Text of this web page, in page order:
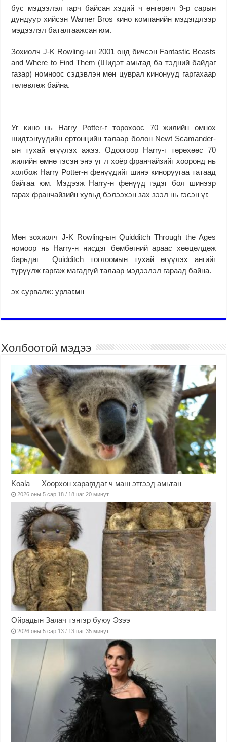
бус мэдээлэл гарч байсан хэдий ч өнгөрөгч 9-р сарын
дундуур хийсэн Warner Bros кино компанийн мэдэгдлээр
мэдээлэл баталгаажсан юм.
Зохиолч J-K Rowling-ын 2001 онд бичсэн Fantastic Beasts
and Where to Find Them (Шидэт амьтад ба тэдний байдаг
газар) номноос сэдэвлэн мөн цуврал кинонууд гаргахаар
төлөвлөж байна.
Уг кино нь Harry Potter-г төрөхөөс 70 жилийн өмнөх
шидтэнүүдийн ертөнцийн талаар болон Newt Scamander-
ын тухай өгүүлэх ажээ. Одоогоор Harry-г төрөхөөс 70
жилийн өмнө гэсэн энэ үг л хоёр франчайзийг хооронд нь
холбож Harry Potter-н фенүүдийг шинэ киноруугаа татаад
байгаа юм. Мэдээж Harry-н фенүүд гэдэг бол шинээр
гарах франчайзийн хувьд бэлээхэн зах зээл нь гэсэн үг.
Мөн зохиолч J-K Rowling-ын Quidditch Through the Ages
номоор нь Harry-н нисдэг бөмбөгний араас хөөцөлдөж
барьдаг Quidditch тоглоомын тухай өгүүлэх ангийг
түрүүлж гаргаж магадгүй талаар мэдээлэл гараад байна.
эх сурвалж: урлаг.мн
Холбоотой мэдээ
Koala — Хөөрхөн харагддаг ч маш этгээд амьтан
2026 оны 5 сар 18 / 18 цаг 20 минут
Ойрадын Заяач тэнгэр буюу Эзээ
2026 оны 5 сар 13 / 13 цаг 35 минут